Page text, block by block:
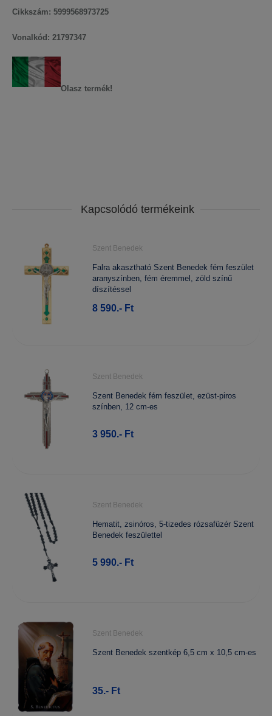
Cikkszám: 5999568973725
Vonalkód: 21797347
Olasz termék!
Kapcsolódó termékeink
Szent Benedek
Falra akasztható Szent Benedek fém feszület
aranyszínben, fém éremmel, zöld színű
díszítéssel
8 590.- Ft
Szent Benedek
Szent Benedek fém feszület, ezüst-piros
színben, 12 cm-es
3 950.- Ft
Szent Benedek
Hematit, zsinóros, 5-tizedes rózsafüzér Szent
Benedek feszülettel
5 990.- Ft
Szent Benedek
Szent Benedek szentkép 6,5 cm x 10,5 cm-es
35.- Ft